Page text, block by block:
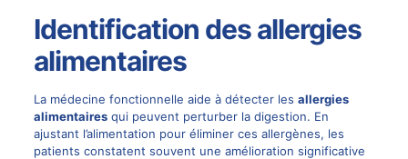
Identification des allergies
alimentaires
La médecine fonctionnelle aide à détecter les allergies
alimentairesqui peuvent perturber la digestion. En
ajustant l’alimentation pour éliminer ces allergènes, les
patients constatent souvent une amélioration significative